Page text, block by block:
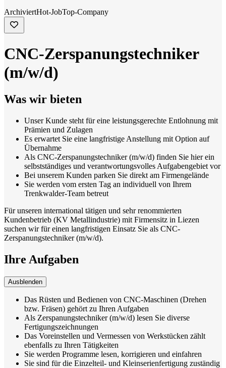
ArchiviertHot-JobTop-Company
CNC-Zerspanungstechniker
(m/w/d)
Was wir bieten
Unser Kunde steht für eine leistungsgerechte Entlohnung mit
Prämien und Zulagen
Es erwartet Sie eine langfristige Anstellung mit Option auf
Übernahme
Als CNC-Zerspanungstechniker (m/w/d) finden Sie hier ein
selbstständiges und verantwortungsvolles Aufgabengebiet vor
Bei unserem Kunden parken Sie direkt am Firmengelände
Sie werden vom ersten Tag an individuell von Ihrem
Trenkwalder-Team betreut
Für unseren international tätigen und sehr renommierten
Kundenbetrieb (KV Metallindustrie) mit Firmensitz in Liezen
suchen wir für einen langfristigen Einsatz Sie als CNC-
Zerspanungstechniker (m/w/d).
Ihre Aufgaben
Ausblenden
Das Rüsten und Bedienen von CNC-Maschinen (Drehen
bzw. Fräsen) gehört zu Ihren Aufgaben
Als Zerspanungstechniker (m/w/d) lesen Sie diverse
Fertigungszeichnungen
Das Voreinstellen und Vermessen von Werkstücken zählt
ebenfalls zu Ihren Tätigkeiten
Sie werden Programme lesen, korrigieren und einfahren
Sie sind für die Einzelteil- und Kleinserienfertigung zuständig